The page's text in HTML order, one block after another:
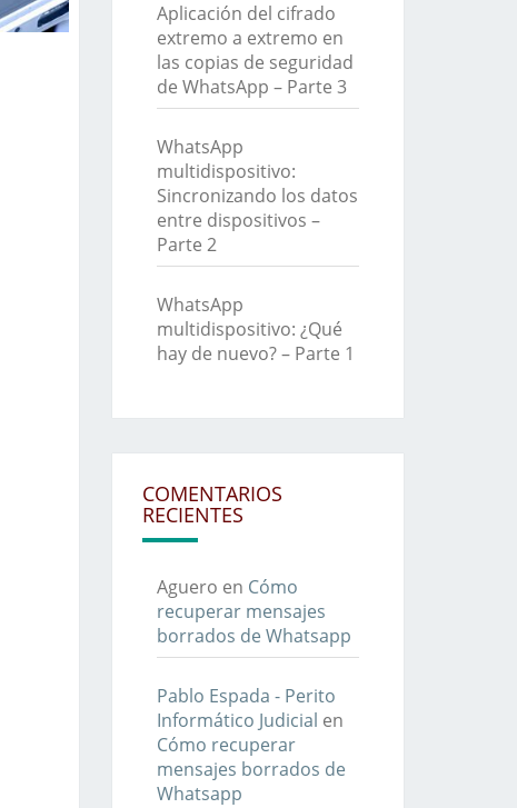
Aplicación del cifrado
extremo a extremo en
las copias de seguridad
de WhatsApp – Parte 3
WhatsApp
multidispositivo:
Sincronizando los datos
entre dispositivos –
Parte 2
WhatsApp
multidispositivo: ¿Qué
hay de nuevo? – Parte 1
COMENTARIOS
RECIENTES
Aguero en Cómo
recuperar mensajes
borrados de Whatsapp
Pablo Espada - Perito
Informático Judicial en
Cómo recuperar
mensajes borrados de
Whatsapp